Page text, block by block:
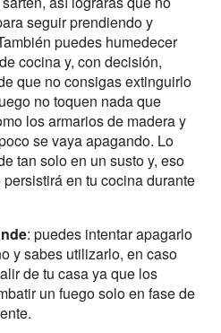
seguir prendiendo y
puedes humedecer
cocina y, con decisión,
que no consigas extinguirlo
no toquen nada que
los armarios de madera y
se vaya apagando. Lo
tan solo en un susto y, eso
en tu cocina durante
: puedes intentar apagarlo
y sabes utilizarlo, en caso
de tu casa ya que los
un fuego solo en fase de